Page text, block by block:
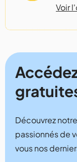
Voir
Découvrez
passionnés de
vous nos